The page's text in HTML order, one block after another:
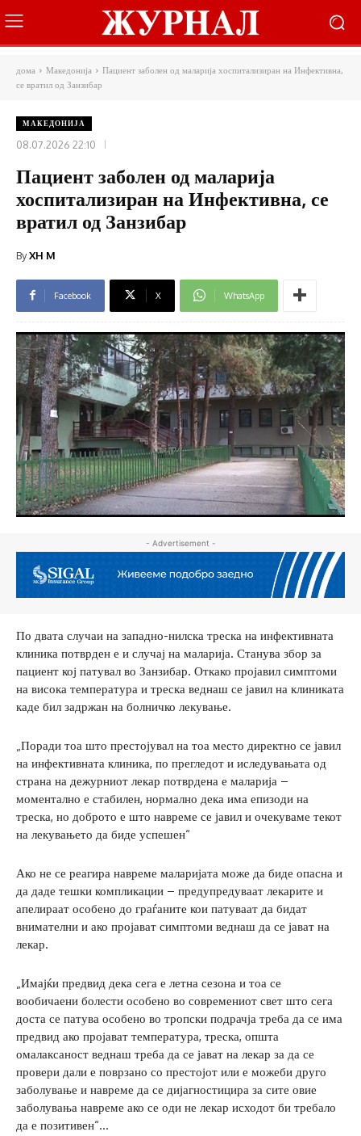
дома Македонија
Пациент заболен од маларија хоспитализиран на Инфективна,
се вратил од Занзибар
МАКЕДОНИЈА
08.07.2026 22:10
Пациент заболен од маларија
хоспитализиран на Инфективна, се
вратил од Занзибар
ByXH M
Facebook X WhatsApp
- Advertisement -
По двата случаи на западно-нилска треска на инфективната
клиника потврден е и случај на маларија. Станува збор за
пациент кој патувал во Занзибар. Откако пројавил симптоми
на висока температура и треска веднаш се јавил на клиниката
каде бил задржан на болничко лекување.
„Поради тоа што престојувал на тоа место директно се јавил
на инфективната клиника, по прегледот и иследувањата од
страна на дежурниот лекар потврдена е маларија –
моментално е стабилен, нормално дека има епизоди на
треска, но доброто е што навреме се јавил и очекуваме текот
на лекувањето да биде успешен“
Ако не се реагира навреме маларијата може да биде опасна и
да даде тешки компликации – предупредуваат лекарите и
апелираат особено до граѓаните кои патуваат да бидат
внимателни и ако пројават симптоми веднаш да се јават на
лекар.
„Имајќи предвид дека сега е летна сезона и тоа се
вообичаени болести особено во современиот свет што сега
доста се патува особено во тропски подрачја треба да се има
предвид ако пројават температура, треска, општа
омалаксаност веднаш треба да се јават на лекар за да се
провери дали е поврзано со престојот или е можеби друго
заболување и навреме да се дијагностицира за сите овие
заболувања навреме ако се оди не лекар исходот би требало
да е позитивен“…